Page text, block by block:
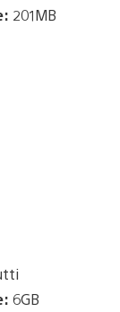
201MB
6GB